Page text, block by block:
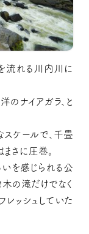
流れる川内川に
のナイアガラ、と
スケールで、千畳
さに圧巻。
を感じられる公
木の滝だけでなく
レッシュしていた